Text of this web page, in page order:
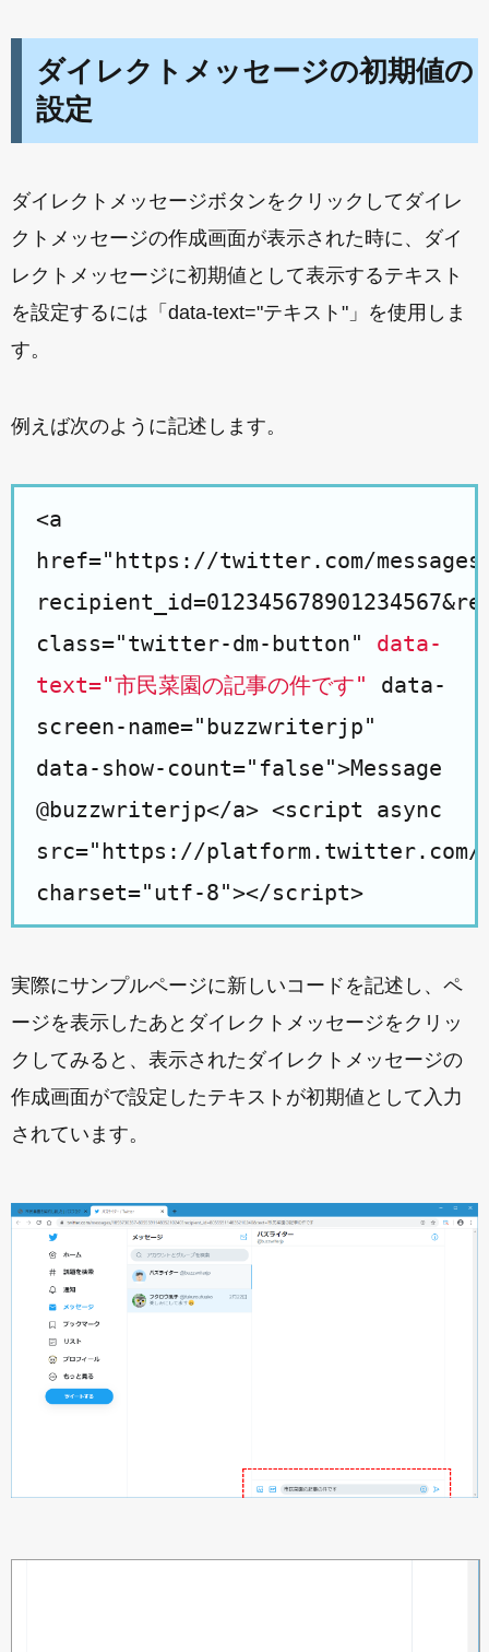
ダイレクトメッセージの初期値の
設定
ダイレクトメッセージボタンをクリックしてダイレ
クトメッセージの作成画面が表示された時に、ダイ
レクトメッセージに初期値として表示するテキスト
を設定するには「data-text="テキスト"」を使用しま
す。
例えば次のように記述します。
<a
href="https://twitter.com/messages/
class="twitter-dm-button" data-
text="市民菜園の記事の件です"
data-
screen-name="buzzwriterjp"
data-show-count="false">Message
@buzzwriterjp</a> <script async
src="https://platform.twitter.com/
charset="utf-8"></script>
実際にサンプルページに新しいコードを記述し、ペ
ージを表示したあとダイレクトメッセージをクリッ
クしてみると、表示されたダイレクトメッセージの
作成画面がで設定したテキストが初期値として入力
されています。